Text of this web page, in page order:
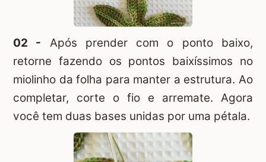
02 - Após prender com o ponto baixo,
retorne fazendo os pontos baixíssimos no
miolinho da folha para manter a estrutura. Ao
completar, corte o fio e arremate. Agora
você tem duas bases unidas por uma pétala.